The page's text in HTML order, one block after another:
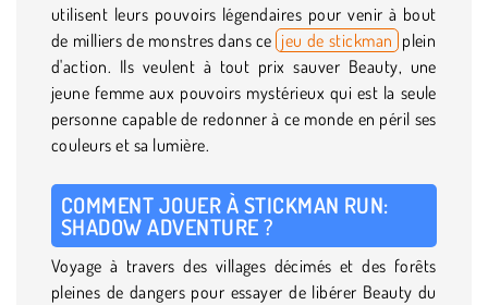
utilisent leurs pouvoirs légendaires pour venir à bout
de milliers de monstres dans ce jeu de stickman plein
d'action. Ils veulent à tout prix sauver Beauty, une
jeune femme aux pouvoirs mystérieux qui est la seule
personne capable de redonner à ce monde en péril ses
couleurs et sa lumière.
COMMENT JOUER À STICKMAN RUN:
SHADOW ADVENTURE ?
Voyage à travers des villages décimés et des forêts
pleines de dangers pour essayer de libérer Beauty du